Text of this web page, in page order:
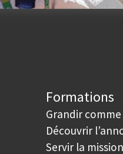
Formations
Grandir
Découvrir
Servir la mission